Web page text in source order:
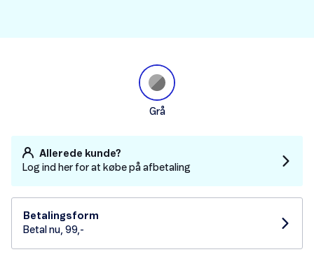
Grå
Allerede kunde?
Log ind her for at købe på afbetaling
Betalingsform
Betal nu, 99,-